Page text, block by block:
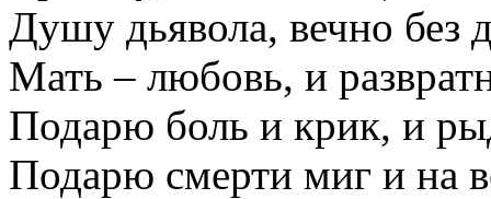
Душу дьявола, вечно без
Мать – любовь, и
Подарю боль и крик, и
Подарю смерти миг и на